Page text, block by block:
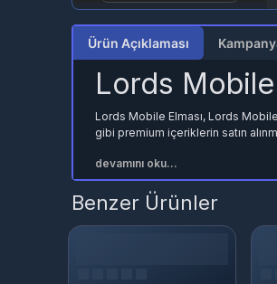
Ürün Açıklaması
Lords
Lords Mobile Elması, Lords
gibi premium içeriklerin satın
devamını oku...
Benzer Ürünler